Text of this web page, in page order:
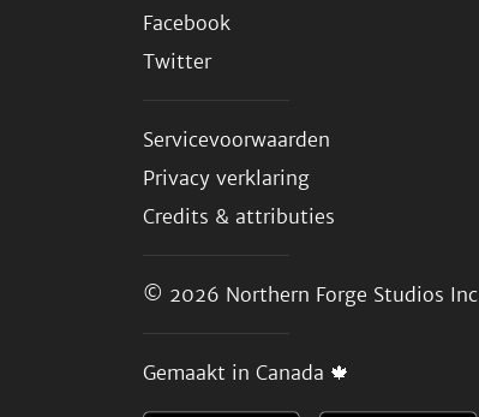
Facebook
Twitter
Servicevoorwaarden
Privacy verklaring
Credits & attributies
© 2026 Northern Forge Studios Inc
Gemaakt in Canada 🍁